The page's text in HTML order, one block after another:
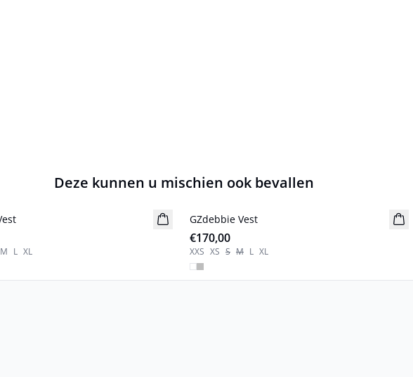
Deze kunnen u mischien ook bevallen
M L XL
Nieuw
GZdebbie Vest
€170,00
XXS XS S M L XL